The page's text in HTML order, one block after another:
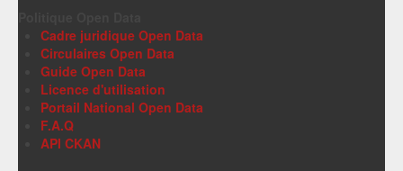
Cadre juridique Open Data
Circulaires Open Data
Guide Open Data
Licence d'utilisation
Portail National Open Data
F.A.Q
API CKAN